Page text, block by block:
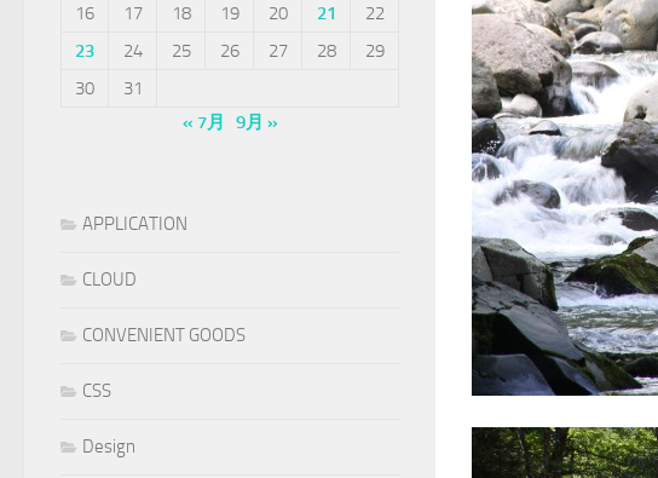
16
17 18 19 20 21
22
23
24 25 26 27 28
29
30
31
« 7月
9月 »
APPLICATION
CLOUD
CONVENIENT GOODS
CSS
Design